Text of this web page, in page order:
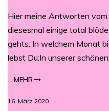
Hier meine Antworten
diesesmal einige total
gehts: In welchem Monat
lebst Du:In unserer
... MEHR
16. März 2020